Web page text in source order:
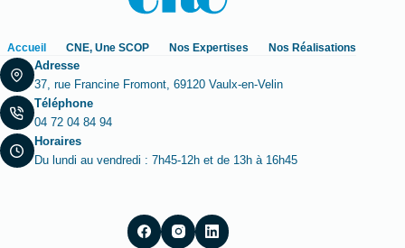
Accueil CNE, Une SCOP Nos Expertises Nos Réalisations
Adresse
37, rue Francine Fromont, 69120 Vaulx-en-Velin
Téléphone
04 72 04 84 94
Horaires
Du lundi au vendredi : 7h45-12h et de 13h à 16h45